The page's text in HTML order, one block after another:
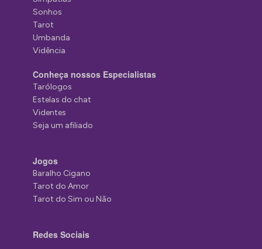
Sonhos
Tarot
Umbanda
Vidência
Conheça nossos Especialistas
Tarólogos
Estelas do chat
Videntes
Seja um afiliado
Jogos
Baralho Cigano
Tarot do Amor
Tarot do Sim ou Não
Redes Sociais